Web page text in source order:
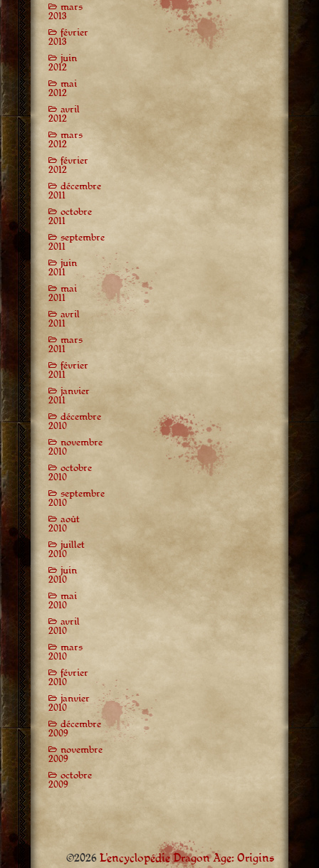
mars
2013
février
2013
juin
2012
mai
2012
avril
2012
mars
2012
février
2012
décembre
2011
octobre
2011
septembre
2011
juin
2011
mai
2011
avril
2011
mars
2011
février
2011
janvier
2011
décembre
2010
novembre
2010
octobre
2010
septembre
2010
août
2010
juillet
2010
juin
2010
mai
2010
avril
2010
mars
2010
février
2010
janvier
2010
décembre
2009
novembre
2009
octobre
2009
©2026 L'encyclopédie Dragon Age: Origins